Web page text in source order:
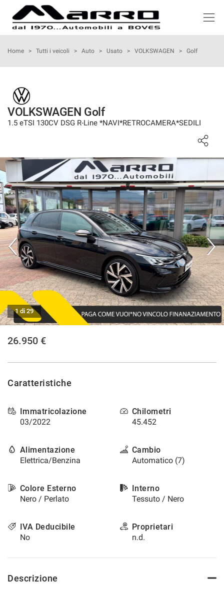
HOME
ACQUISTIAMO USATO
ASSISTENZA
SERVIZI
RECENSIONI
CONTATTI
NEWS
AREA COMMERCIANTI
Home > Tutti i veicoli > Auto > Usato > VOLKSWAGEN > Golf
VOLKSWAGEN Golf
1.5 eTSI 130CV DSG R-Line *NAVI*RETROCAMERA*SEDILI
1 di 29
26.950 €
Caratteristiche
Immatricolazione
03/2022
Chilometri
45.452
Alimentazione
Elettrica/Benzina
Cambio
Automatico (7)
Colore Esterno
Nero / Perlato
Interno
Tessuto / Nero
IVA Deducibile
No
Proprietari
n.d.
Descrizione